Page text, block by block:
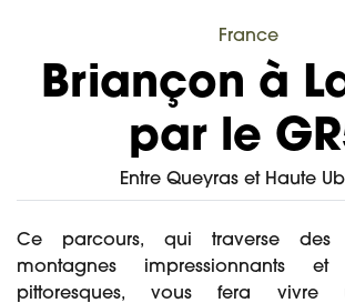
France
Briançon à
par le
Entre Queyras et Haute
Ce parcours, qui traverse des
montagnes impressionnants
pittoresques, vous fera vivre